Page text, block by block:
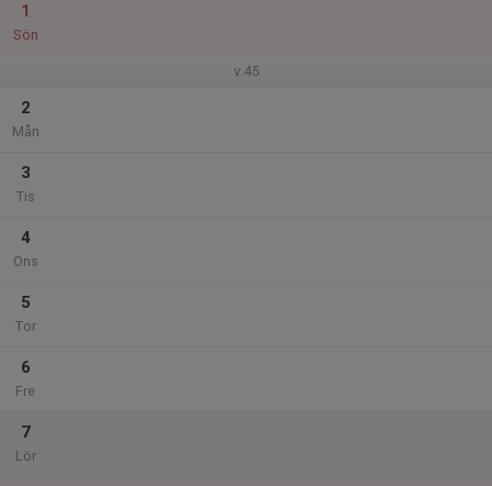
1
Sön
v.45
2
Mån
3
Tis
4
Ons
5
Tor
6
Fre
7
Lör